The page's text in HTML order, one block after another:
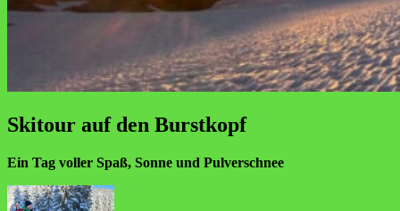
Skitour auf den Burstkopf
Ein Tag voller Spaß, Sonne und Pulverschnee